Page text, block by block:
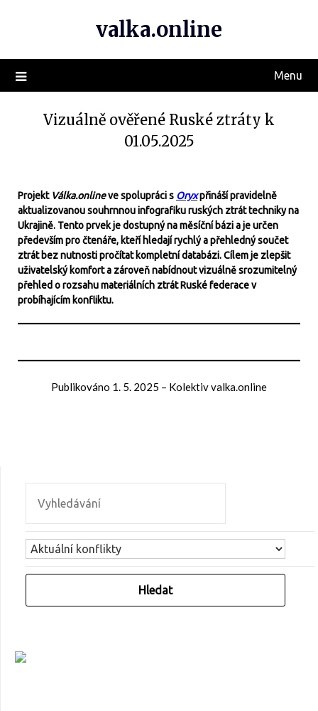
valka.online
Menu
Vizuálně ověřené Ruské ztráty k
01.05.2025
Projekt Válka.onlineve spolupráci s Oryxpřináší pravidelně
aktualizovanou souhrnnou infografiku ruských ztrát techniky na
Ukrajině. Tento prvek je dostupný na měsíční bázi a je určen
především pro čtenáře, kteří hledají rychlý a přehledný součet
ztrát bez nutnosti pročítat kompletní databázi. Cílem je zlepšit
uživatelský komfort a zároveň nabídnout vizuálně srozumitelný
přehled o rozsahu materiálních ztrát Ruské federace v
probíhajícím konfliktu.
Publikováno 1. 5. 2025 – Kolektiv valka.online